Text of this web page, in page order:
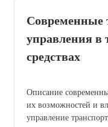
Современные
управления в
средствах
Описание
их возможностей и
управление